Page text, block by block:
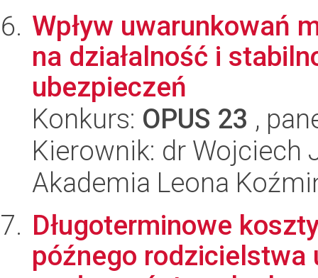
Wpływ uwarunkowań
na działalność i
ubezpieczeń
Konkurs: OPUS 23 ,
Kierownik: dr Wojciech
Akademia Leona
Długoterminowe
późnego rodzicielstwa